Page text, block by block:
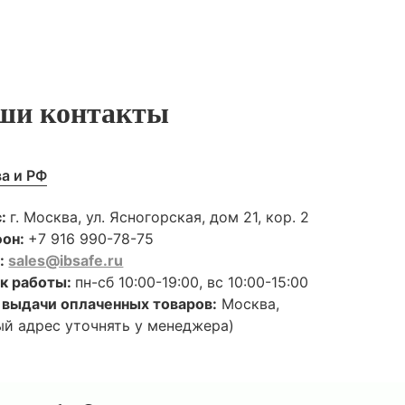
контакты
и РФ
г. Москва, ул. Ясногорская, дом 21, кор. 2
+7 916 990-78-75
sales@ibsafe.ru
работы: пн-сб 10:00-19:00, вс 10:00-15:00
оплаченных товаров: Москва,
адрес уточнять у менеджера)